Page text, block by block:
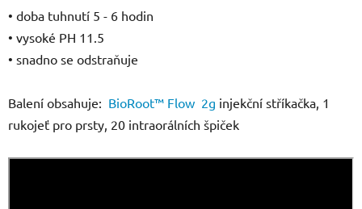
• doba tuhnutí 5 - 6 hodin
• vysoké PH 11.5
• snadno se odstraňuje
Balení obsahuje: BioRoot™ Flow 2g injekční stříkačka, 1
rukojeť pro prsty, 20 intraorálních špiček